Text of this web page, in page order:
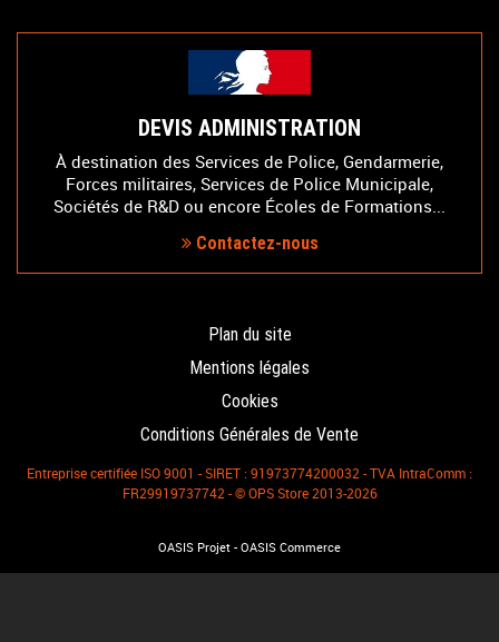
DEVIS ADMINISTRATION
À destination des Services de Police, Gendarmerie,
Forces militaires, Services de Police Municipale,
Sociétés de R&D ou encore Écoles de Formations...
Contactez-nous
Plan du site
Mentions légales
Cookies
Conditions Générales de Vente
Entreprise certifiée ISO 9001 - SIRET : 91973774200032 - TVA IntraComm :
FR29919737742 - © OPS Store 2013-2026
OASIS Projet - OASIS Commerce